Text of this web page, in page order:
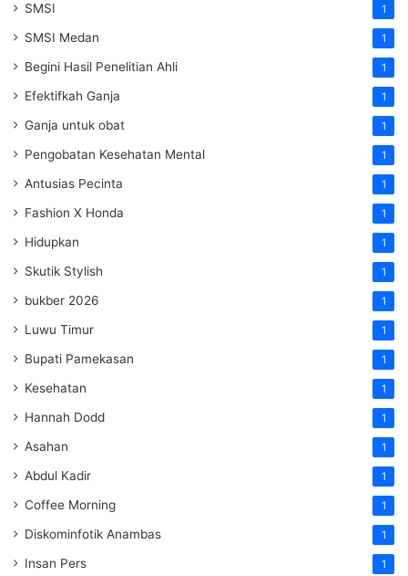
SMSI 1
SMSI Medan 1
Begini Hasil Penelitian Ahli 1
Efektifkah Ganja 1
Ganja untuk obat 1
Pengobatan Kesehatan Mental 1
Antusias Pecinta 1
Fashion X Honda 1
Hidupkan 1
Skutik Stylish 1
bukber 2026 1
Luwu Timur 1
Bupati Pamekasan 1
Kesehatan 1
Hannah Dodd 1
Asahan 1
Abdul Kadir 1
Coffee Morning 1
Diskominfotik Anambas 1
Insan Pers 1